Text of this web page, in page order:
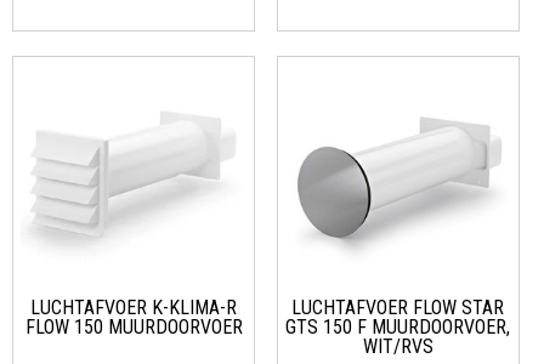
LUCHTAFVOER K-KLIMA-R
FLOW 150 MUURDOORVOER
LUCHTAFVOER FLOW STAR
GTS 150 F MUURDOORVOER,
WIT/RVS